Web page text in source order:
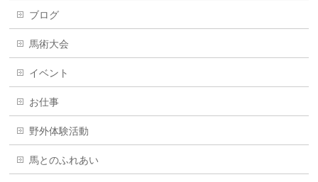
ブログ
馬術大会
イベント
お仕事
野外体験活動
馬とのふれあい